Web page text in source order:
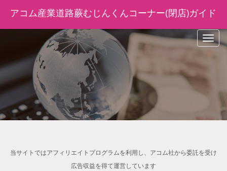
アコム産業道路蕨むじんくんコーナー(閉店)ガイド
当サイトではアフィリエイトプログラムを利用し、アコム社から委託を受け
広告収益を得て運営しています